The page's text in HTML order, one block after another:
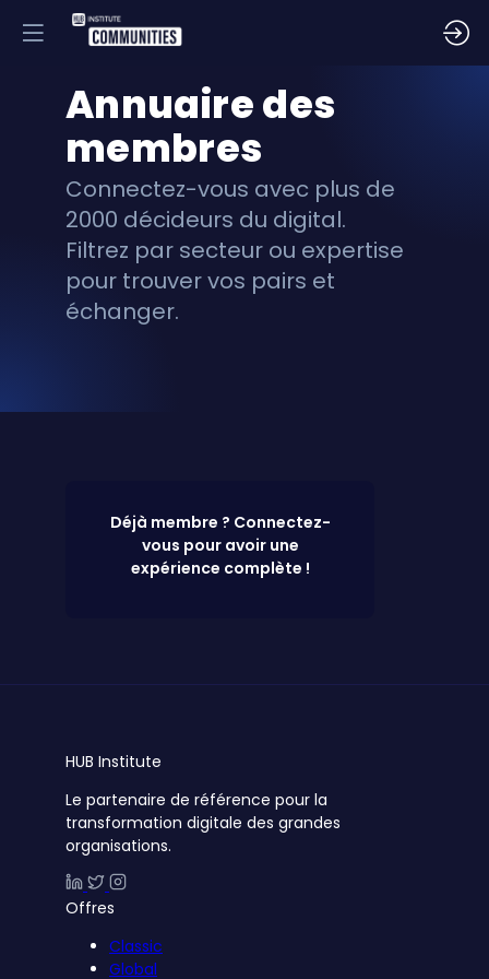
Annuaire des
membres
Connectez-vous avec plus de
2000 décideurs du digital.
Filtrez par secteur ou expertise
pour trouver vos pairs et
échanger.
Déjà membre ? Connectez-
vous pour avoir une
expérience complète !
HUB Institute
Le partenaire de référence pour la
transformation digitale des grandes
organisations.
Offres
Classic
Global